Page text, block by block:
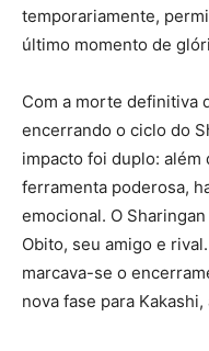
temporariamente,
último momento de
Com a morte definitiva
encerrando o ciclo do
impacto foi duplo: além
ferramenta poderosa,
emocional. O
Obito, seu amigo e
marcava-se o
nova fase para